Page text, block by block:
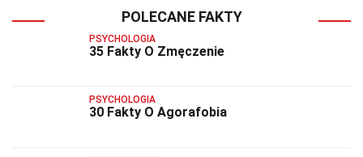
POLECANE FAKTY
PSYCHOLOGIA
35 Fakty O Zmęczenie
PSYCHOLOGIA
30 Fakty O Agorafobia